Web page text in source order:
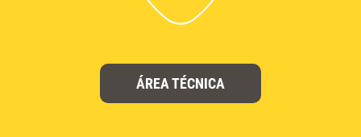
ÁREA TÉCNICA